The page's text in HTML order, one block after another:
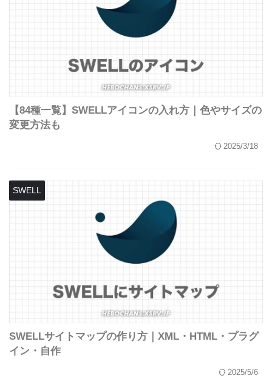
【84種一覧】SWELLアイコンの入れ方｜色やサイズの
変更方法も
2025/3/18
SWELL
SWELLサイトマップの作り方｜XML・HTML・プラグ
イン・自作
2025/5/6